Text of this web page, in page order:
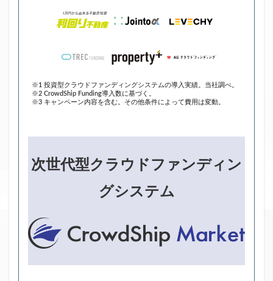
※1 投資型クラウドファンディングシステムの導入実績。当社調べ。
※2 CrowdShip Funding導入数に基づく。
※3 キャンペーン内容を含む。その他条件によって費用は変動。
次世代型クラウドファンディン
グシステム